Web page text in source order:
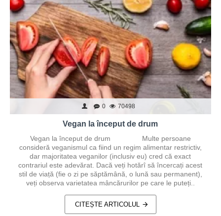
0 70498
Vegan la început de drum
Vegan la început de drum Multe persoane
consideră veganismul ca fiind un regim alimentar restrictiv,
dar majoritatea veganilor (inclusiv eu) cred că exact
contrariul este adevărat. Dacă veți hotărî să încercați acest
stil de viață (fie o zi pe săptămână, o lună sau permanent),
veți observa varietatea mâncărurilor pe care le puteți..
CITEȘTE ARTICOLUL